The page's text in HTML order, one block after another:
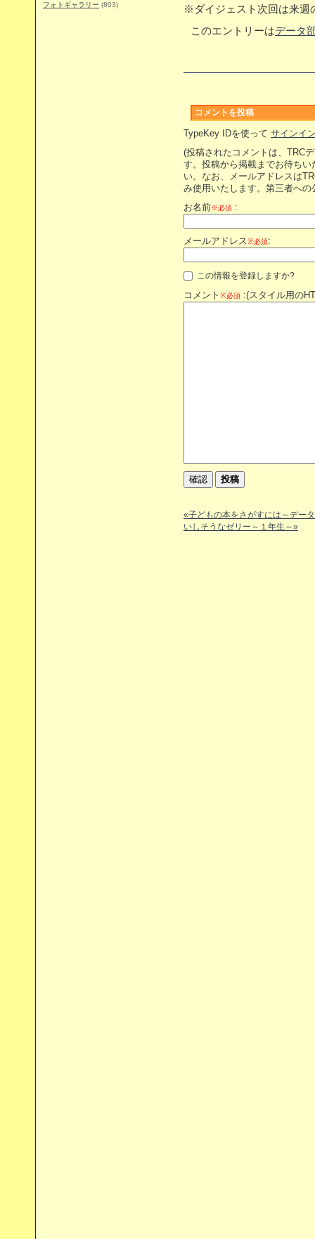
フォトギャラリー (803)
※ダイジェスト次回は来週
このエントリーはデータ
コメントを投稿
TypeKey IDを使って サインイ
(投稿されたコメントは、TRC
す。投稿から掲載までお待ち
い。なお、メールアドレスは
み使用いたします。第三者へ
お名前※必須 :
メールアドレス※必須:
この情報を登録しますか?
コメント ※必須 :(スタイル用の
«子どもの本をさがすには～デー
いしそうなゼリー～１年生～»